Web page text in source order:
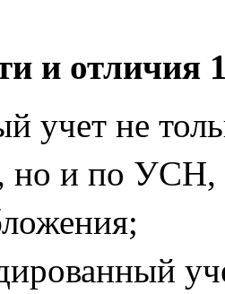
и
учет не
но и по УСН,